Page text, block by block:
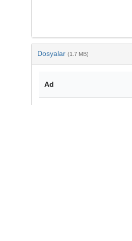
Dosyalar (1.7 MB)
Ad